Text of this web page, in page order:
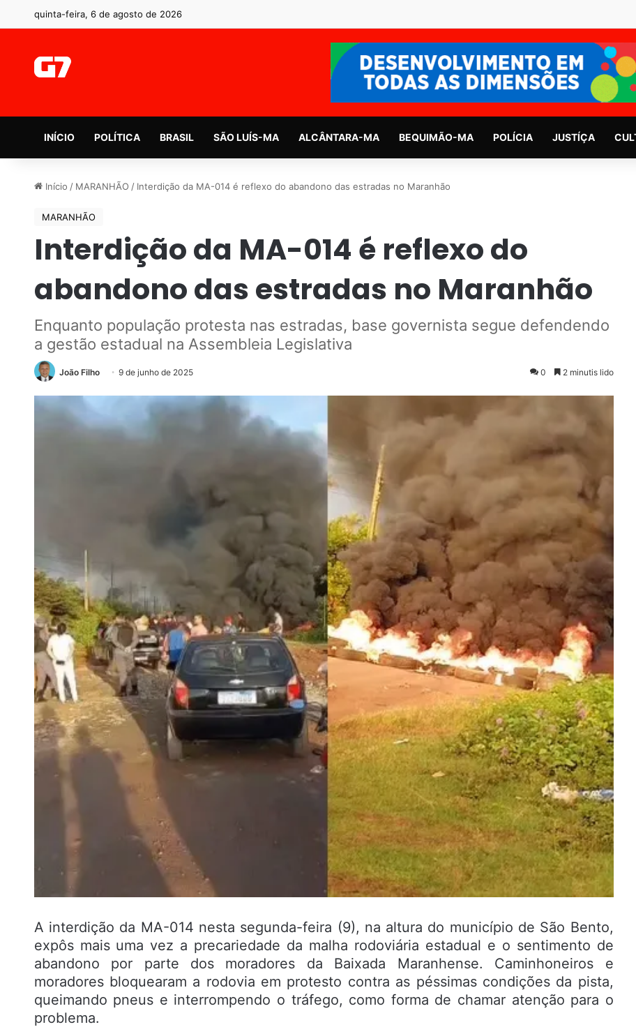
quinta-feira, 6 de agosto de 2026
INÍCIO POLÍTICA BRASIL SÃO LUÍS-MA ALCÂNTARA-MA BEQUIMÃO-MA POLÍCIA JUSTÍÇA
Início / MARANHÃO / Interdição da MA-014 é reflexo do abandono das estradas no Maranhão
MARANHÃO
Interdição da MA-014 é reflexo do
abandono das estradas no Maranhão
Enquanto população protesta nas estradas, base governista segue defendendo
a gestão estadual na Assembleia Legislativa
João Filho 9 de junho de 2025 0 2 minutis lido
A interdição da MA-014 nesta segunda-feira (9), na altura do município de São Bento,
expôs mais uma vez a precariedade da malha rodoviária estadual e o sentimento de
abandono por parte dos moradores da Baixada Maranhense. Caminhoneiros e
moradores bloquearam a rodovia em protesto contra as péssimas condições da pista,
queimando pneus e interrompendo o tráfego, como forma de chamar atenção para o
problema.